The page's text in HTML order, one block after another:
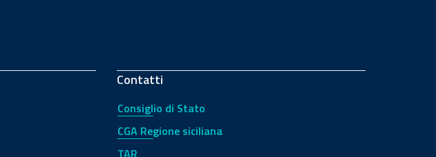
Contatti
Consiglio di Stato
CGA Regione siciliana
TAR